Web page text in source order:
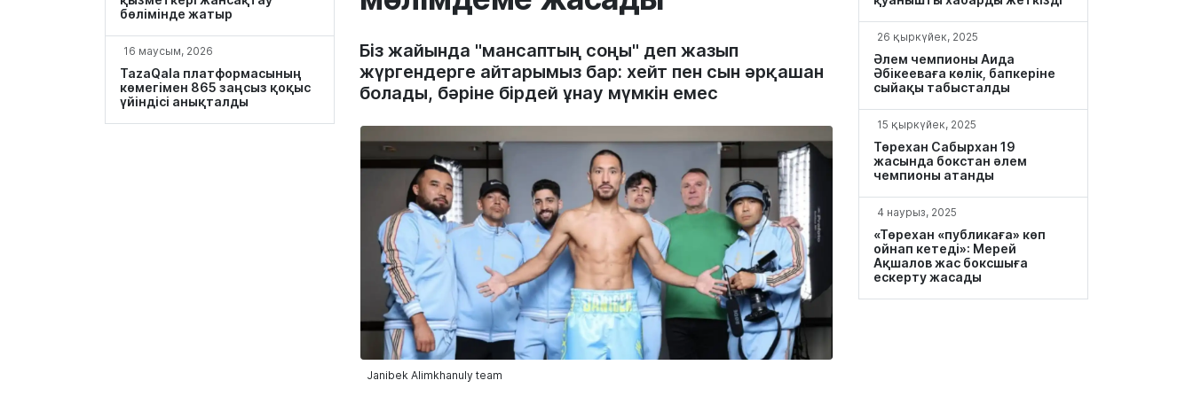
бөлімінде жатыр
16 маусым, 2026
TazaQala платформасының
көмегімен 865 заңсыз қоқыс
үйіндісі анықталды
Біз жайында "мансаптың соңы" деп жазып
жүргендерге айтарымыз бар: хейт пен сын әрқашан
болады, бәріне бірдей ұнау мүмкін емес
Janibek Alimkhanuly team
26 қыркүйек, 2025
Әлем чемпионы Аида
Әбікееваға көлік, бапкеріне
сыйақы табысталды
15 қыркүйек, 2025
Төрехан Сабырхан 19
жасында бокстан әлем
чемпионы атанды
4 наурыз, 2025
«Төрехан «публикаға» көп
ойнап кетеді»: Мерей
Ақшалов жас боксшыға
ескерту жасады